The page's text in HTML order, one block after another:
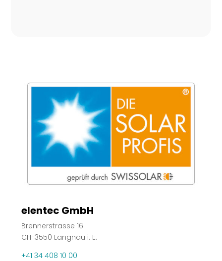
elentec GmbH
Brennerstrasse 16
CH-3550 Langnau i. E.
+41 34 408 10 00